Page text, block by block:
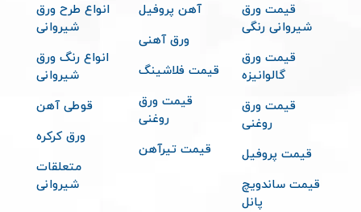
قیمت ورق
شیروانی رنگی
قیمت ورق
گالوانیزه
قیمت ورق
روغنی
قیمت پروفیل
قیمت ساندویچ
پانل
آهن پروفیل
ورق آهنی
قیمت فلاشینگ
قیمت ورق
روغنی
قیمت تیرآهن
انواع طرح ورق
شیروانی
انواع رنگ ورق
شیروانی
قوطی آهن
ورق کرکره
متعلقات
شیروانی